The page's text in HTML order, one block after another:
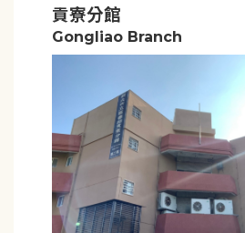
貢寮分館
Gongliao Branch